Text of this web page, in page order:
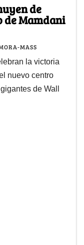
de
de Mamdani
MASS
la victoria
nuevo centro
de Wall